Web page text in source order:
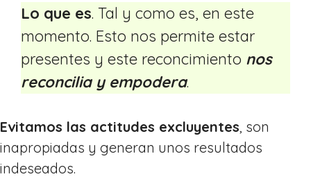
Lo que es. Tal y como es, en este
momento. Esto nos permite estar
presentes y este reconcimiento nos
reconcilia y empodera.
Evitamos las actitudes excluyentes , son
inapropiadas y generan unos resultados
indeseados.